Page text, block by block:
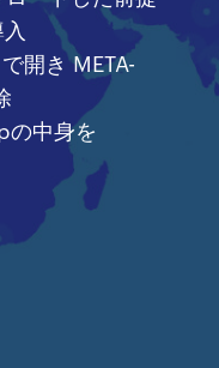
開き META-
の中身を